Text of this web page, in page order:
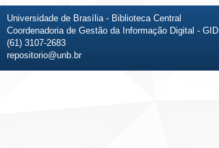
Universidade de Brasília - Biblioteca Central
Coordenadoria de Gestão da Informação Digital - GID
(61) 3107-2683
repositorio@unb.br